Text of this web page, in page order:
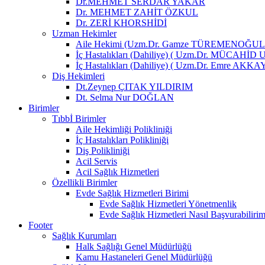
Dr. MEHMET ZAHİT ÖZKUL
Dr. ZERİ KHORSHİDİ
Uzman Hekimler
Aile Hekimi (Uzm.Dr. Gamze
İç Hastalıkları (Dahiliye) ( Uzm.Dr. MÜCAHİD
İç Hastalıkları (Dahiliye) ( Uzm.Dr. Emre
Diş Hekimleri
Dt.Zeynep ÇITAK YILDIRIM
Dt. Selma Nur DOĞLAN
Birimler
Tıbbİ Birimler
Aile Hekimliği Polikliniği
İç Hastalıkları Polikliniği
Diş Polikliniği
Acil Servis
Acil Sağlık Hizmetleri
Özellikli Birimler
Evde Sağlık Hizmetleri Birimi
Evde Sağlık Hizmetleri Yönetmenlik
Evde Sağlık Hizmetleri Nasıl Başvurabilirim
Footer
Sağlık Kurumları
Halk Sağlığı Genel Müdürlüğü
Kamu Hastaneleri Genel Müdürlüğü